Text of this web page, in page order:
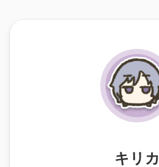
キリカ